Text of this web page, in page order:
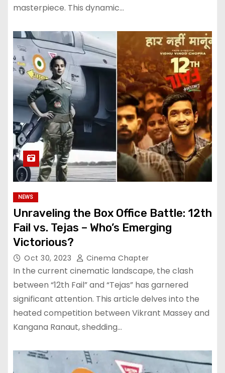
masterpiece. This dynamic…
NEWS
Unraveling the Box Office Battle: 12th
Fail vs. Tejas – Who’s Emerging
Victorious?
Oct 30, 2023 Cinema Chapter
In the current cinematic landscape, the clash
between “12th Fail” and “Tejas” has garnered
significant attention. This article delves into the
heated competition between Vikrant Massey and
Kangana Ranaut, shedding…